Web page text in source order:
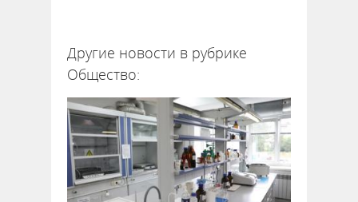
Другие новости в рубрике
Общество: